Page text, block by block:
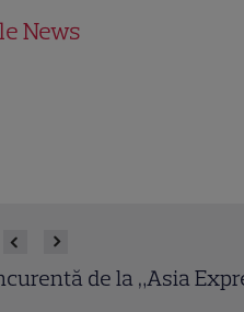
News
nostalgia pentru